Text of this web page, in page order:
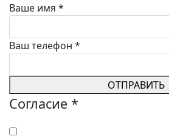
Ваше имя *
Ваш телефон *
ОТПРАВИТЬ
Согласие *